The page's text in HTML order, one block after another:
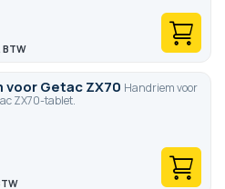
voor Getac ZX70 Handriem voor
ZX70-tablet.